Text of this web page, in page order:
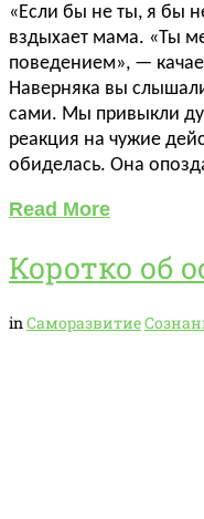
«Если бы не ты, я бы
вздыхает мама. «Ты
поведением», —
Наверняка вы
сами. Мы привыкли
реакция на чужие
обиделась. Она
Read More
Коротко об
inСаморазвитие